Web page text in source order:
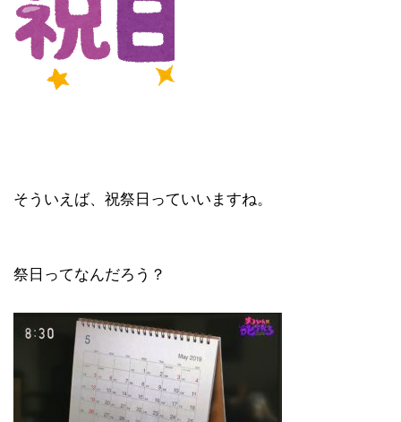
そういえば、祝祭日っていいますね。
祭日ってなんだろう？